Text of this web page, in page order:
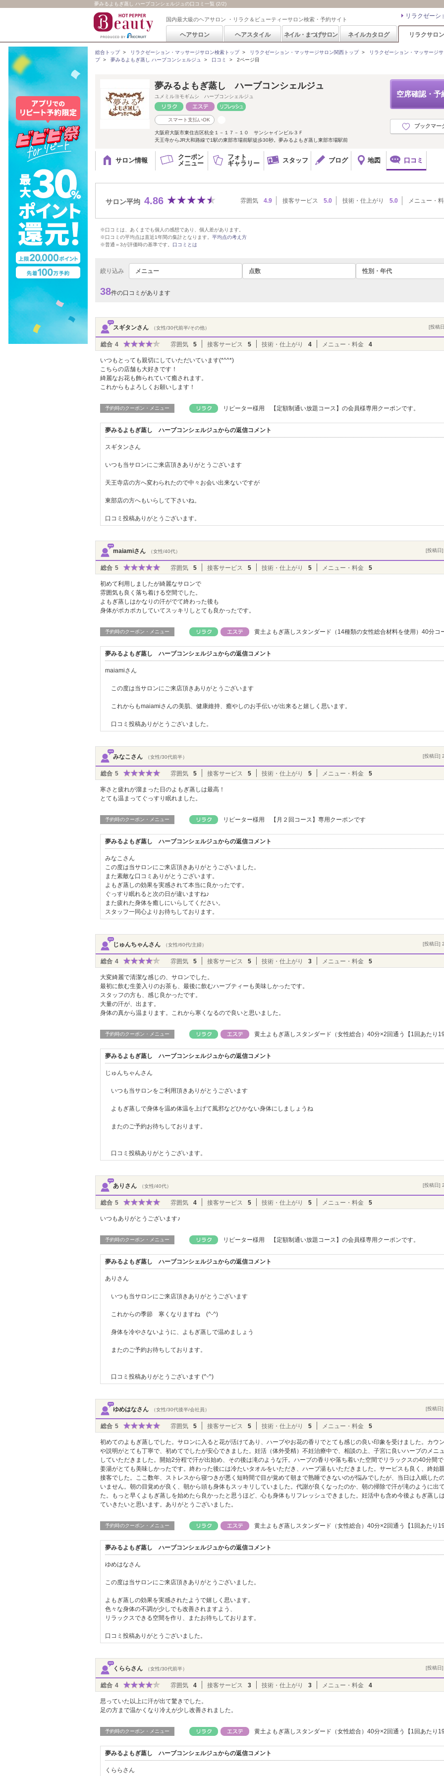
夢みるよもぎ蒸し ハーブコンシェルジュの口コミ一覧 (2/2)
国内最大級のヘアサロン ・リラク＆ビューティーサロン検索・予約サイト リラクゼーシ
ヘアサロン ヘアスタイル ネイル・まつげサロン ネイルカタログ リラクサロン
総合トップ> リラクゼーション・マッサージサロン検索トップ> リラクゼーション・マッサージサロン関西トップ>
リラクゼーション・マッサージ
プ> 夢みるよもぎ蒸し ハーブコンシェルジュ > 口コミ > 2ページ目
空席確認・予
ブックマー
夢みるよもぎ蒸し ハーブコンシェルジュ
ユメミルヨモギムシ ハーブコンシェルジュ
スマート支払いOK
大阪府大阪市東住吉区杭全１－１７－１０ サンシャインビル３Ｆ
天王寺からJR大和路線で1駅の東部市場前駅徒歩30秒。夢みるよもぎ蒸し東部市場駅前
サロン情報
クーポン
メニュー
フォト
ギャラリー
スタッフ ブログ 地図 口コミ
サロン平均 4.86 雰囲気 4.9 接客サービス 5.0 技術・仕上がり 5.0 メニュー・
※口コミは、あくまでも個人の感想であり、個人差があります。
※口コミの平均点は直近1年間の集計となります。 平均点の考え方
※普通＝3が評価時の基準です。 口コミとは
絞り込み メニュー 点数 性別・年代
38件の口コミがあります
スギタンさん （女性/30代前半/その他） [投稿
総合 4 雰囲気 5 接客サービス 5 技術・仕上がり 4 メニュー・料金 4
いつもとっても親切にしていただいています(*^^*)
こちらの店舗も大好きです！
綺麗なお花も飾られていて癒されます。
これからもよろしくお願いします！
予約時のクーポン・メニュー リピーター様用 【定額制通い放題コース】の会員様専用クーポンです。
夢みるよもぎ蒸し ハーブコンシェルジュからの返信コメント
スギタンさん
いつも当サロンにご来店頂きありがとうございます
天王寺店の方へ変わられたので中々お会い出来ないですが
東部店の方へもいらして下さいね。
口コミ投稿ありがとうございます。
maiamiさん （女性/40代） [投稿日
総合 5 雰囲気 5 接客サービス 5 技術・仕上がり 5 メニュー・料金 5
初めて利用しましたが綺麗なサロンで
雰囲気も良く落ち着ける空間でした。
よもぎ蒸しはかなりの汗がでて終わった後も
身体がポカポカしていてスッキリしとても良かったです。
予約時のクーポン・メニュー 黄土よもぎ蒸しスタンダード（14種類の女性総合材料を使用）40分コ
夢みるよもぎ蒸し ハーブコンシェルジュからの返信コメント
maiamiさん
この度は当サロンにご来店頂きありがとうございます
これからもmaiamiさんの美肌、健康維持、癒やしのお手伝いが出来ると嬉しく思います。
口コミ投稿ありがとうございました。
みなこさん （女性/30代前半） [投稿日]
総合 5 雰囲気 5 接客サービス 5 技術・仕上がり 5 メニュー・料金 5
寒さと疲れが溜まった日のよもぎ蒸しは最高！
とても温まってぐっすり眠れました。
予約時のクーポン・メニュー リピーター様用 【月２回コース】専用クーポンです
夢みるよもぎ蒸し ハーブコンシェルジュからの返信コメント
みなこさん
この度は当サロンにご来店頂きありがとうございました。
また素敵な口コミありがとうございます。
よもぎ蒸しの効果を実感されて本当に良かったです。
ぐっすり眠れると次の日が違いますね♪
また疲れた身体を癒しにいらしてください。
スタッフ一同心よりお待ちしております。
じゅんちゃんさん （女性/60代/主婦） [投稿日]
総合 4 雰囲気 5 接客サービス 5 技術・仕上がり 3 メニュー・料金 5
大変綺麗で清潔な感じの、サロンでした。
最初に飲む生姜入りのお茶も、最後に飲むハーブティーも美味しかったです。
スタッフの方も、感じ良かったです。
大量の汗が、出ます。
身体の真から温まります。これから寒くなるので良いと思いました。
予約時のクーポン・メニュー 黄土よもぎ蒸しスタンダード（女性総合）40分×2回通う【1回あたり
夢みるよもぎ蒸し ハーブコンシェルジュからの返信コメント
じゅんちゃんさん
いつも当サロンをご利用頂きありがとうございます
よもぎ蒸しで身体を温め体温を上げて風邪などひかない身体にしましょうね
またのご予約お待ちしております。
口コミ投稿ありがとうございます。
ありさん （女性/40代） [投稿日]
総合 5 雰囲気 4 接客サービス 5 技術・仕上がり 5 メニュー・料金 5
いつもありがとうございます♪
予約時のクーポン・メニュー リピーター様用 【定額制通い放題コース】の会員様専用クーポンです。
夢みるよもぎ蒸し ハーブコンシェルジュからの返信コメント
ありさん
いつも当サロンにご来店頂きありがとうございます
これからの季節 寒くなりますね (^-^)
身体を冷やさないように、よもぎ蒸しで温めましょう
またのご予約お待ちしております。
口コミ投稿ありがとうございます (^-^)
ゆめはなさん （女性/30代後半/会社員） [投稿日
総合 5 雰囲気 5 接客サービス 5 技術・仕上がり 5 メニュー・料金 5
初めてのよもぎ蒸しでした。サロンに入ると花が活けてあり、ハーブやお花の香りでとても感じの良い印象を受けました。カウ
や説明がとても丁寧で、初めてでしたが安心できました。妊活（体外受精）不妊治療中で、相談の上、子宮に良いハーブのメニ
していただきました。開始2分程で汗が出始め、その後は滝のような汗。ハーブの香りや落ち着いた空間でリラックスの40分間
姜湯がとても美味しかったです。終わった後には冷たいタオルをいただき、ハーブ湯もいただきました。サービスも良く、終始
接客でした。ここ数年、ストレスから寝つきが悪く短時間で目が覚めて朝まで熟睡できないのが悩みでしたが、当日は入眠した
いません。朝の目覚めが良く、朝から頭も身体もスッキリしていました。代謝が良くなったのか、朝の掃除で汗が滝のように出
た。もっと早くよもぎ蒸しを始めたら良かったと思うほど、心も身体もリフレッシュできました。妊活中も含め今後よもぎ蒸し
ていきたいと思います。ありがとうございました。
予約時のクーポン・メニュー 黄土よもぎ蒸しスタンダード（女性総合）40分×2回通う【1回あたり
夢みるよもぎ蒸し ハーブコンシェルジュからの返信コメント
ゆめはなさん
この度は当サロンにご来店頂きありがとうございました。
よもぎ蒸しの効果を実感されたようで嬉しく思います。
色々な身体の不調が少しでも改善されますよう、
リラックスできる空間を作り、またお待ちしております。
口コミ投稿ありがとうございました。
くららさん （女性/30代前半） [投稿日
総合 4 雰囲気 4 接客サービス 3 技術・仕上がり 3 メニュー・料金 4
思っていた以上に汗が出て驚きでした。
足の方まで温かくなり冷えが少し改善されました。
予約時のクーポン・メニュー 黄土よもぎ蒸しスタンダード（女性総合）40分×2回通う【1回あたり
夢みるよもぎ蒸し ハーブコンシェルジュからの返信コメント
くららさん